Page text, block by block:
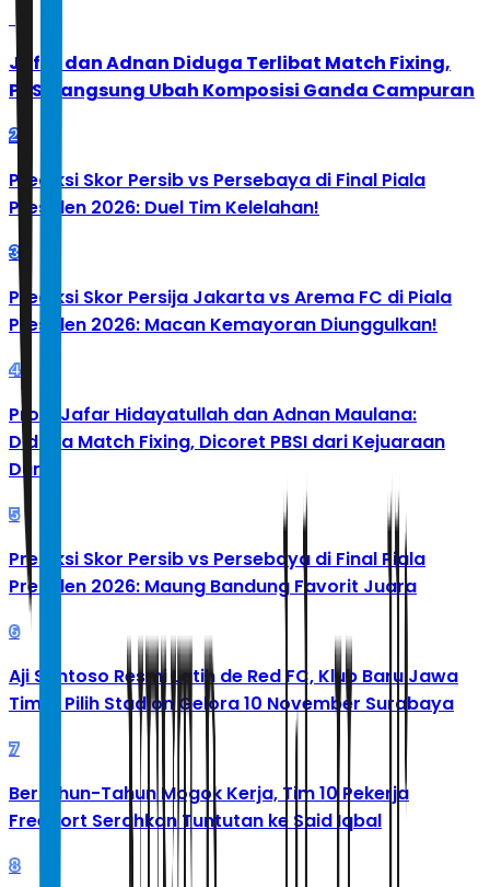
Jafar dan Adnan Diduga Terlibat Match Fixing,
PBSI Langsung Ubah Komposisi Ganda Campuran
2
Prediksi Skor Persib vs Persebaya di Final Piala
Presiden 2026: Duel Tim Kelelahan!
3
Prediksi Skor Persija Jakarta vs Arema FC di Piala
Presiden 2026: Macan Kemayoran Diunggulkan!
4
Profil Jafar Hidayatullah dan Adnan Maulana:
Diduga Match Fixing, Dicoret PBSI dari Kejuaraan
Dunia
5
Prediksi Skor Persib vs Persebaya di Final Piala
Presiden 2026: Maung Bandung Favorit Juara
6
Aji Santoso Resmi Latih de Red FC, Klub Baru Jawa
Timur Pilih Stadion Gelora 10 November Surabaya
7
Bertahun-Tahun Mogok Kerja, Tim 10 Pekerja
Freeport Serahkan Tuntutan ke Said Iqbal
8